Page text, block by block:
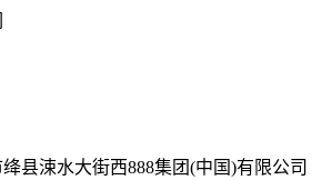
县涑水大街西888集团(中国)有限公司